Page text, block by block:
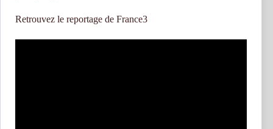
Retrouvez le reportage de France3